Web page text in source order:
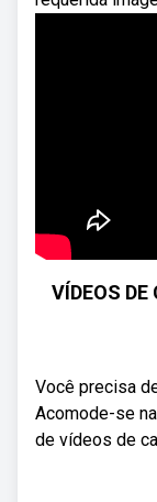
VÍDEOS
Você precisa
Acomode-se
de vídeos de